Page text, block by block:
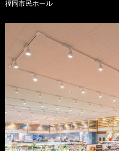
福岡市民ホール